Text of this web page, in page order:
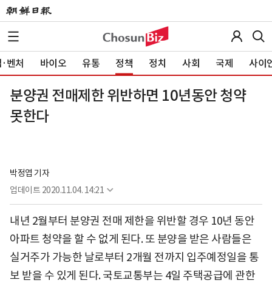
벤처 바이오 유통 정책 정치 사회 국제 사이
분양권 전매제한 위반하면 10년동안 청약
못한다
박정엽 기자
업데이트 2020.11.04. 14:21
내년 2월부터 분양권 전매 제한을 위반할 경우 10년 동안
아파트 청약을 할 수 없게 된다. 또 분양을 받은 사람들은
실거주가 가능한 날로부터 2개월 전까지 입주예정일을 통
보 받을 수 있게 된다. 국토교통부는 4일 주택공급에 관한